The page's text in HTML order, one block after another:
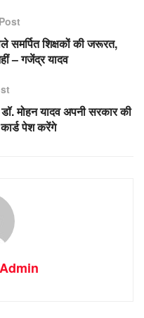
समर्पित शिक्षकों की जरूरत,
– गजेंद्र यादव
मोहन यादव अपनी सरकार की
कार्ड पेश करेंगे